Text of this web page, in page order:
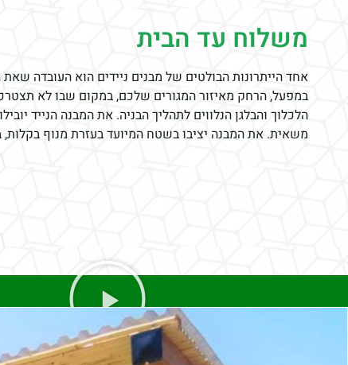
משלוח עד הבית​
אחד הייתרונות הבולטים של מבנים ניידים הוא העובדה שאת
במפעל, הרחק מאיזור המגורים שלכם, במקום שבו לא
הלכלוך והבלגן הנלווים לתהליך הבניה. את המבנה הנייד
משאית. את המבנה יציבו בשטח המיועד בעזרת מנוף בקלות,